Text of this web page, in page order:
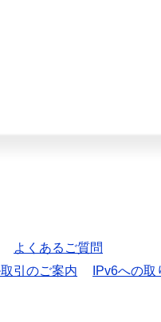
よくあるご質問
引のご案内
IPv6への取